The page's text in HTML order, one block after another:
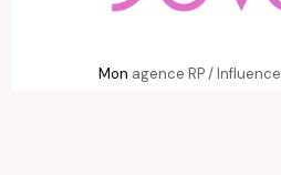
Mon agence RP / Influence